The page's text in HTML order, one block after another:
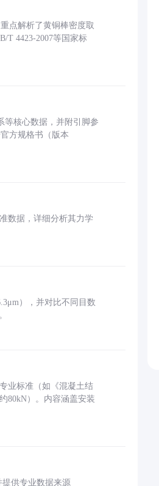
点解析了黄铜棒密度取
T 4423-2007等国家标
等核心数据，并附引脚参
方规格书（版本
数据，详细分析其力学
），并对比不同目数
业标准（如《混凝土结
80kN）。内容涵盖安装
供专业数据来源